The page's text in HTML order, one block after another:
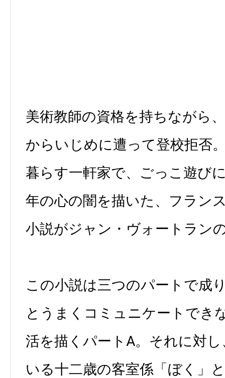
美術教師の資格を持ちながら
からいじめに遭って登校拒否
暮らす一軒家で、ごっこ遊び
年の心の闇を描いた、フラン
小説がジャン・ヴォートラン
この小説は三つのパートで成
とうまくコミュニケートでき
活を描くパートA。それに対
いる十二歳の客室係「ぼく」